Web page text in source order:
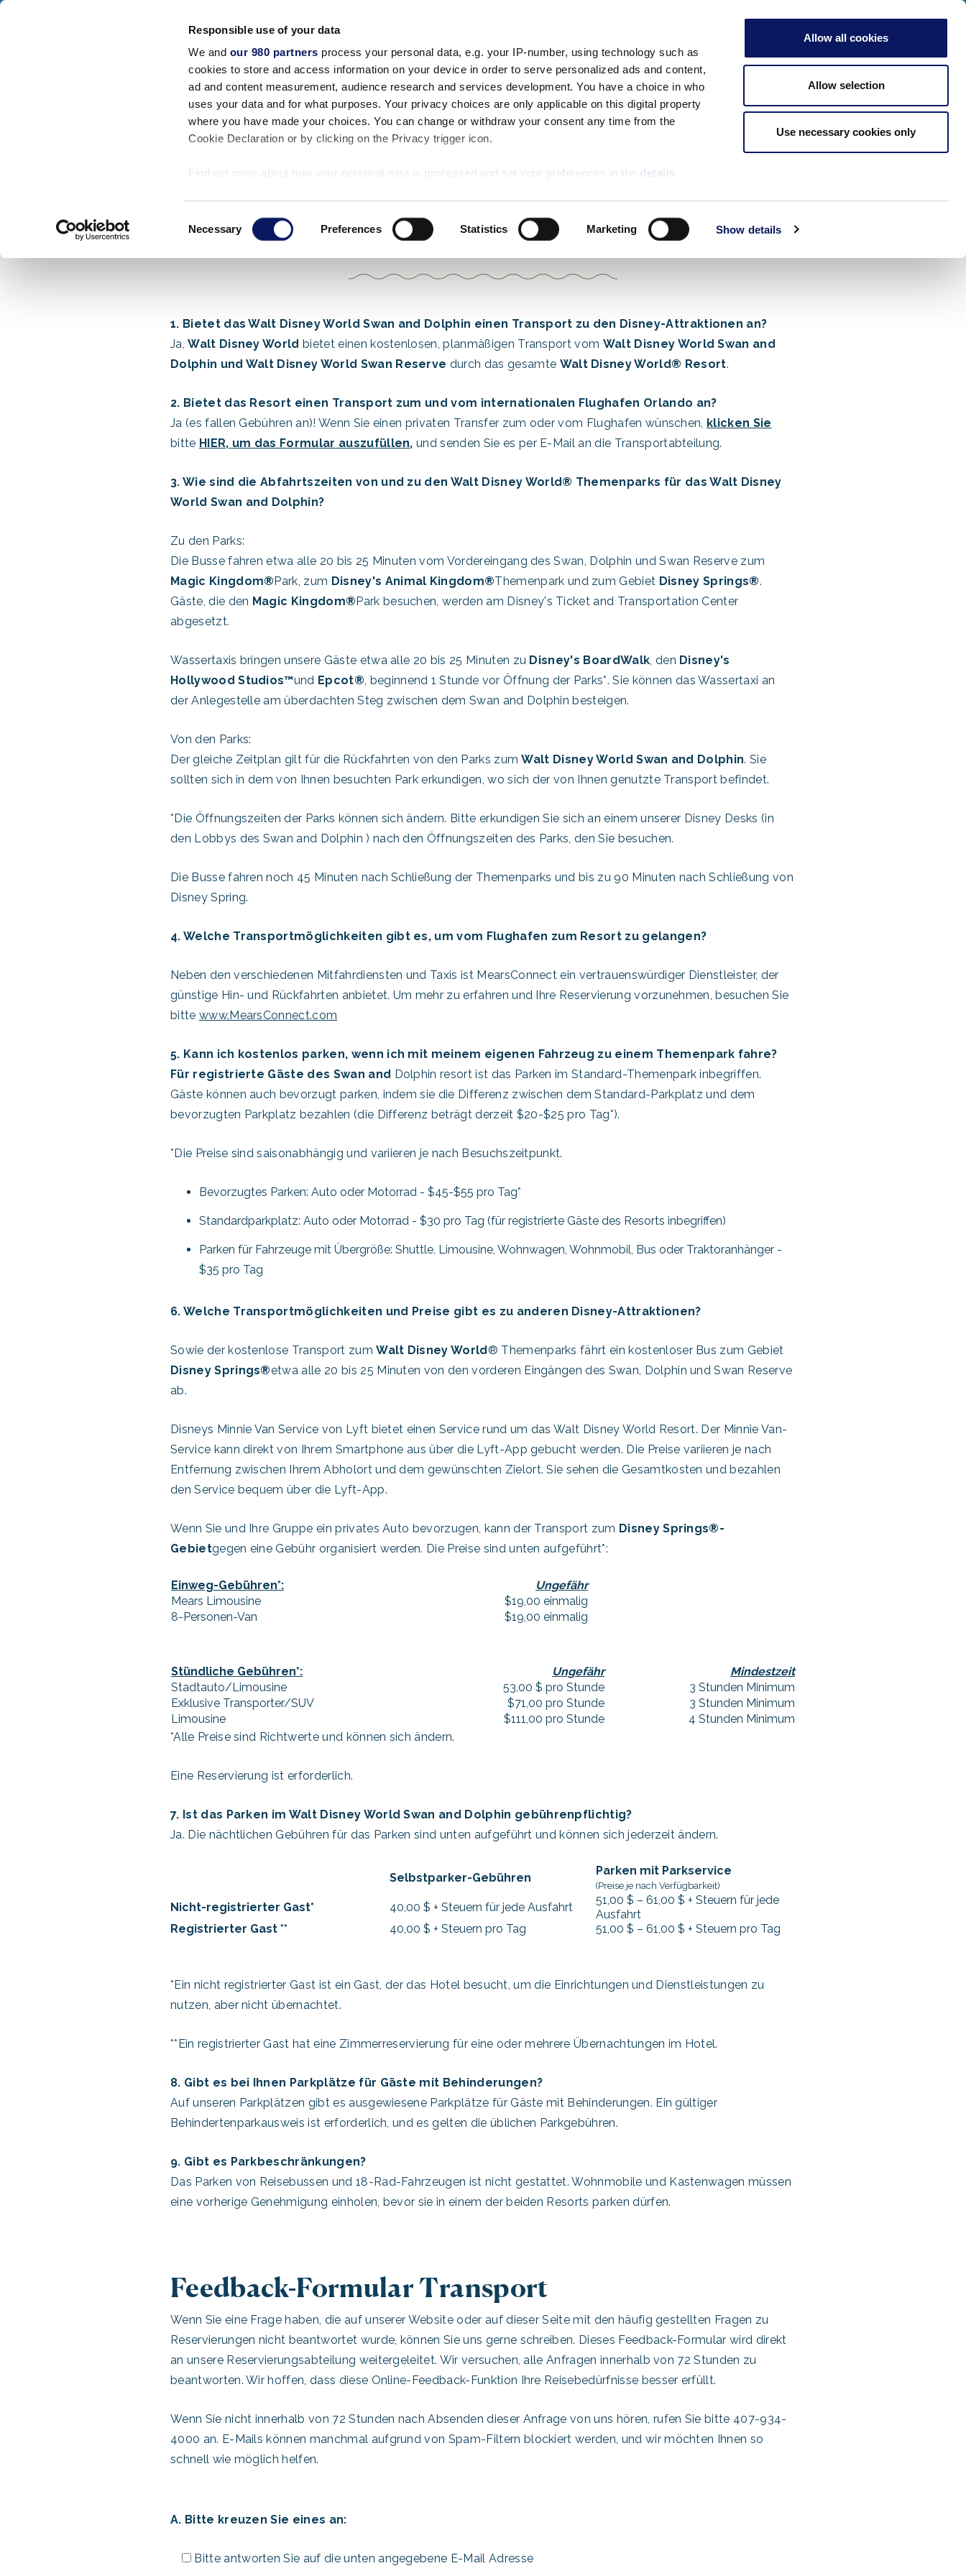
Responsible use of your data
We and our 980 partners process your personal data, e.g. your IP-number, using technology such as
cookies to store and access information on your device in order to serve personalized ads and content,
ad and content measurement, audience research and services development. You have a choice in who
uses your data and for what purposes. Your privacy choices are only applicable on this digital property
where you have made your choices. You can change or withdraw your consent any time from the
Cookie Declaration or by clicking on the Privacy trigger icon.
Find out more about how your personal data is processed and set your preferences in the
details
We use cookies to personalise content and ads, to provide social media features and to analyse our
traffic. We also share information about your use of our site with our social media, advertising and
analytics partners who may combine it with other information that you’ve provided to them or that
they’ve collected from your use of their services.
Selection
Necessary Preferences Statistics Marketing Show details
Allow all cookies
Allow selection
Use necessary cookies only
Unterkünfte Essen Aktivitäten
Besondere
Angebote
Hochzeiten
Veranstaltungen
Mehr
Jetzt
8 Sat
9 Sun
Verfügbarkeit Prüfen
FAQ & Feedback/Transport
Kommen Und Gehen Sie, Wie Es Ihnen Passt
1. Bietet das Walt Disney World Swan and Dolphin einen Transport zu den Disney-Attraktionen an?
Ja,Walt Disney World bietet einen kostenlosen, planmäßigen Transport vom Walt Disney World Swan and
Dolphin und Walt Disney World Swan Reserve durch das gesamte Walt Disney World® Resort.
2. Bietet das Resort einen Transport zum und vom internationalen Flughafen Orlando an?
Ja (es fallen Gebühren an)! Wenn Sie einen privaten Transfer zum oder vom Flughafen wünschen, klicken Sie
bitte HIER, um das Formular auszufüllen, und senden Sie es per E-Mail an die Transportabteilung.
3. Wie sind die Abfahrtszeiten von und zu den Walt Disney World® Themenparks für das Walt Disney
World Swan and Dolphin?
Zu den Parks:
Die Busse fahren etwa alle 20 bis 25 Minuten vom Vordereingang des Swan, Dolphin und Swan Reserve zum
Magic Kingdom®Park, zum Disney's Animal Kingdom®Themenpark und zum Gebiet Disney Springs®.
Gäste, die den Magic Kingdom®Park besuchen, werden am Disney's Ticket and Transportation Center
abgesetzt.
Wassertaxis bringen unsere Gäste etwa alle 20 bis 25 Minuten zu Disney's BoardWalk, den Disney's
Hollywood Studios™und Epcot®, beginnend 1 Stunde vor Öffnung der Parks*. Sie können das Wassertaxi an
der Anlegestelle am überdachten Steg zwischen dem Swan and Dolphin besteigen.
Von den Parks:
Der gleiche Zeitplan gilt für die Rückfahrten von den Parks zumWalt Disney World Swan and Dolphin. Sie
sollten sich in dem von Ihnen besuchten Park erkundigen, wo sich der von Ihnen genutzte Transport befindet.
*Die Öffnungszeiten der Parks können sich ändern. Bitte erkundigen Sie sich an einem unserer Disney Desks (in
den Lobbys des Swan and Dolphin ) nach den Öffnungszeiten des Parks, den Sie besuchen.
Die Busse fahren noch 45 Minuten nach Schließung der Themenparks und bis zu 90 Minuten nach Schließung von
Disney Spring.
4. Welche Transportmöglichkeiten gibt es, um vom Flughafen zum Resort zu gelangen?
Neben den verschiedenen Mitfahrdiensten und Taxis ist MearsConnect ein vertrauenswürdiger Dienstleister, der
günstige Hin- und Rückfahrten anbietet. Um mehr zu erfahren und Ihre Reservierung vorzunehmen, besuchen Sie
bitte www.MearsConnect.com
5. Kann ich kostenlos parken, wenn ich mit meinem eigenen Fahrzeug zu einem Themenpark fahre?
Für registrierte Gäste des Swan and Dolphin resort ist das Parken im Standard-Themenpark inbegriffen.
Gäste können auch bevorzugt parken, indem sie die Differenz zwischen dem Standard-Parkplatz und dem
bevorzugten Parkplatz bezahlen (die Differenz beträgt derzeit $20-$25 pro Tag*).
*Die Preise sind saisonabhängig und variieren je nach Besuchszeitpunkt.
Bevorzugtes Parken: Auto oder Motorrad - $45-$55 pro Tag*
Standardparkplatz: Auto oder Motorrad - $30 pro Tag (für registrierte Gäste des Resorts inbegriffen)
Parken für Fahrzeuge mit Übergröße: Shuttle, Limousine, Wohnwagen, Wohnmobil, Bus oder Traktoranhänger -
$35 pro Tag
6. Welche Transportmöglichkeiten und Preise gibt es zu anderen Disney-Attraktionen?
Sowie der kostenlose Transport zumWalt Disney World® Themenparks fährt ein kostenloser Bus zum Gebiet
Disney Springs®etwa alle 20 bis 25 Minuten von den vorderen Eingängen des Swan, Dolphin und Swan Reserve
ab.
Disneys Minnie Van Service von Lyft bietet einen Service rund um das Walt Disney World Resort. Der Minnie Van-
Service kann direkt von Ihrem Smartphone aus über die Lyft-App gebucht werden. Die Preise variieren je nach
Entfernung zwischen Ihrem Abholort und dem gewünschten Zielort. Sie sehen die Gesamtkosten und bezahlen
den Service bequem über die Lyft-App.
Wenn Sie und Ihre Gruppe ein privates Auto bevorzugen, kann der Transport zum Disney Springs®-
Gebietgegen eine Gebühr organisiert werden. Die Preise sind unten aufgeführt*:
Einweg-Gebühren*:
Ungefähr
Mears Limousine
$19,00 einmalig
8-Personen-Van
$19,00 einmalig
Stündliche Gebühren*: Ungefähr
Mindestzeit
Stadtauto/Limousine
53,00 $ pro Stunde
3 Stunden Minimum
Exklusive Transporter/SUV
$71,00 pro Stunde
3 Stunden Minimum
Limousine
$111,00 pro Stunde
4 Stunden Minimum
*Alle Preise sind Richtwerte und können sich ändern.
Eine Reservierung ist erforderlich.
7. Ist das Parken im Walt Disney World Swan and Dolphin gebührenpflichtig?
Ja. Die nächtlichen Gebühren für das Parken sind unten aufgeführt und können sich jederzeit ändern.
Selbstparker-Gebühren
Parken mit Parkservice
(Preise je nach Verfügbarkeit)
Nicht-registrierter Gast* 40,00 $ + Steuern für jede Ausfahrt
51,00 $ – 61,00 $ + Steuern für jede
Ausfahrt
Registrierter Gast **
40,00 $ + Steuern pro Tag 51,00 $ – 61,00 $ + Steuern pro Tag
*Ein nicht registrierter Gast ist ein Gast, der das Hotel besucht, um die Einrichtungen und Dienstleistungen zu
nutzen, aber nicht übernachtet.
**Ein registrierter Gast hat eine Zimmerreservierung für eine oder mehrere Übernachtungen im Hotel.
8. Gibt es bei Ihnen Parkplätze für Gäste mit Behinderungen?
Auf unseren Parkplätzen gibt es ausgewiesene Parkplätze für Gäste mit Behinderungen. Ein gültiger
Behindertenparkausweis ist erforderlich, und es gelten die üblichen Parkgebühren.
9. Gibt es Parkbeschränkungen?
Das Parken von Reisebussen und 18-Rad-Fahrzeugen ist nicht gestattet. Wohnmobile und Kastenwagen müssen
eine vorherige Genehmigung einholen, bevor sie in einem der beiden Resorts parken dürfen.
Feedback-Formular Transport
Wenn Sie eine Frage haben, die auf unserer Website oder auf dieser Seite mit den häufig gestellten Fragen zu
Reservierungen nicht beantwortet wurde, können Sie uns gerne schreiben. Dieses Feedback-Formular wird direkt
an unsere Reservierungsabteilung weitergeleitet. Wir versuchen, alle Anfragen innerhalb von 72 Stunden zu
beantworten. Wir hoffen, dass diese Online-Feedback-Funktion Ihre Reisebedürfnisse besser erfüllt.
Wenn Sie nicht innerhalb von 72 Stunden nach Absenden dieser Anfrage von uns hören, rufen Sie bitte 407-934-
4000 an. E-Mails können manchmal aufgrund von Spam-Filtern blockiert werden, und wir möchten Ihnen so
schnell wie möglich helfen.
A. Bitte kreuzen Sie eines an:
Bitte antworten Sie auf die unten angegebene E-Mail Adresse